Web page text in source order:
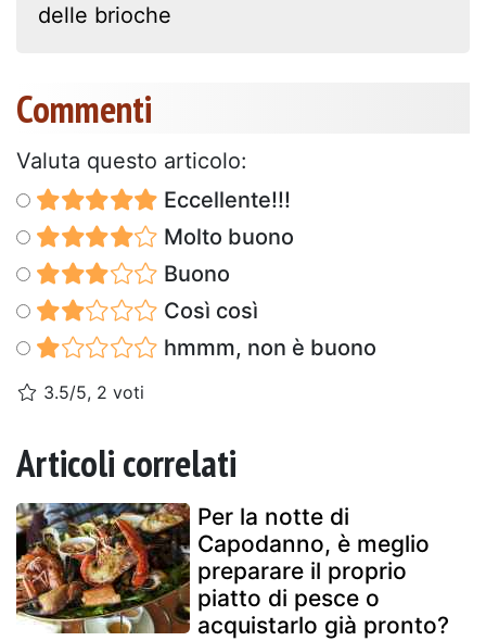
delle brioche
Commenti
Valuta questo articolo:
Eccellente!!!
Molto buono
Buono
Così così
hmmm, non è buono
3.5/5, 2 voti
Articoli correlati
Per la notte di
Capodanno, è meglio
preparare il proprio
piatto di pesce o
acquistarlo già pronto?